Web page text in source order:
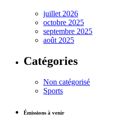
juillet 2026
octobre 2025
septembre 2025
août 2025
Catégories
Non catégorisé
Sports
Émissions à venir